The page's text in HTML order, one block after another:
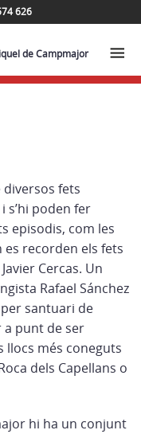
626
de Campmajor
fets
s’hi poden fer
episodis, com les
es recorden els fets
Cercas. Un
Rafael Sánchez
santuari de
a punt de ser
llocs més coneguts
dels Capellans o
hi ha un conjunt